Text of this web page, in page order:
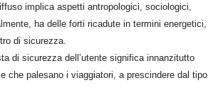
implica aspetti antropologici, sociologici,
ha delle forti ricadute in termini energetici,
di sicurezza.
di sicurezza dell’utente significa innanzitutto
che palesano i viaggiatori, a prescindere dal tipo